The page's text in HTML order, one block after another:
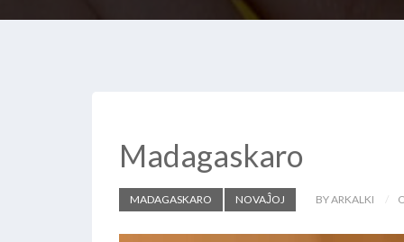
Madagaskaro
MADAGASKARO NOVAĴOJ BY ARKALKI